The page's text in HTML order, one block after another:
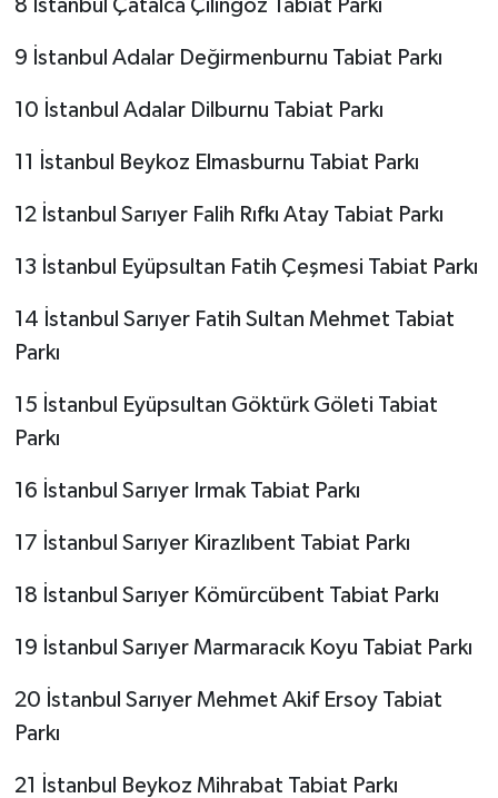
8 İstanbul Çatalca Çilingoz Tabiat Parkı
9 İstanbul Adalar Değirmenburnu Tabiat Parkı
10 İstanbul Adalar Dilburnu Tabiat Parkı
11 İstanbul Beykoz Elmasburnu Tabiat Parkı
12 İstanbul Sarıyer Falih Rıfkı Atay Tabiat Parkı
13 İstanbul Eyüpsultan Fatih Çeşmesi Tabiat Parkı
14 İstanbul Sarıyer Fatih Sultan Mehmet Tabiat
Parkı
15 İstanbul Eyüpsultan Göktürk Göleti Tabiat
Parkı
16 İstanbul Sarıyer Irmak Tabiat Parkı
17 İstanbul Sarıyer Kirazlıbent Tabiat Parkı
18 İstanbul Sarıyer Kömürcübent Tabiat Parkı
19 İstanbul Sarıyer Marmaracık Koyu Tabiat Parkı
20 İstanbul Sarıyer Mehmet Akif Ersoy Tabiat
Parkı
21 İstanbul Beykoz Mihrabat Tabiat Parkı